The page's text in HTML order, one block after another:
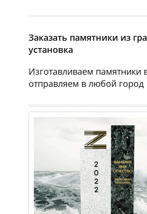
Заказать памятники из
установка
Изготавливаем памятники
отправляем в любой город